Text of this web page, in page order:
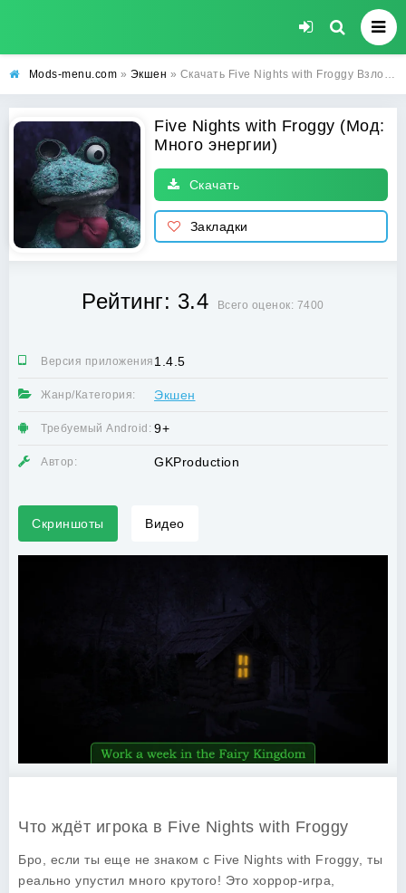
Mods-menu.com » Экшен » Скачать Five Nights with Froggy Взлом (Много энергии) на Андроид бесплатно
Five Nights with Froggy (Мод:
Много энергии)
Скачать
Закладки
Рейтинг: 3.4 Всего оценок: 7400
Версия приложения:1.4.5
Жанр/Категория: Экшен
Требуемый Android: 9+
Автор: GKProduction
Скриншоты Видео
Что ждёт игрока в Five Nights with Froggy
Бро, если ты еще не знаком с Five Nights with Froggy , ты
реально упустил много крутого! Это хоррор-игра,